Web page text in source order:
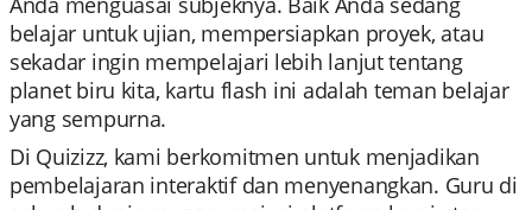
belajar untuk ujian, mempersiapkan proyek, atau
sekadar ingin mempelajari lebih lanjut tentang
planet biru kita, kartu flash ini adalah teman belajar
yang sempurna.
Di Quizizz, kami berkomitmen untuk menjadikan
pembelajaran interaktif dan menyenangkan. Guru di